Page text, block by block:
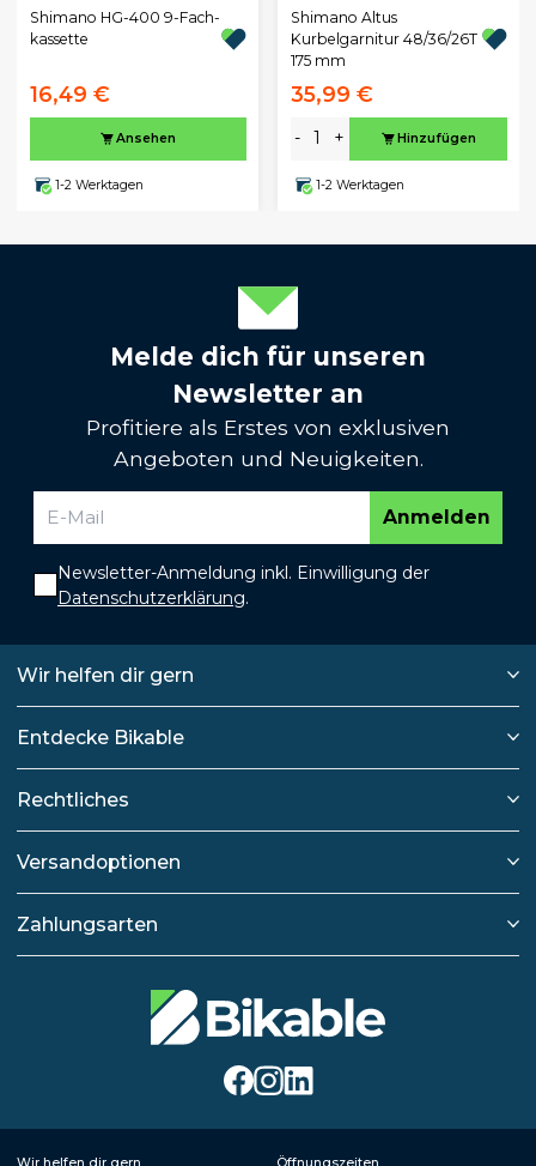
Shimano HG-400 9-Fach-
kassette
16,49 €
Ansehen
1-2 Werktagen
Shimano Altus
Kurbelgarnitur 48/36/26T
175 mm
35,99 €
- + Hinzufügen
1-2 Werktagen
Melde dich für unseren
Newsletter an
Profitiere als Erstes von exklusiven
Angeboten und Neuigkeiten.
Anmelden
Newsletter-Anmeldung inkl. Einwilligung der
Datenschutzerklärung.
Wir helfen dir gern
Entdecke Bikable
Rechtliches
Versandoptionen
Zahlungsarten